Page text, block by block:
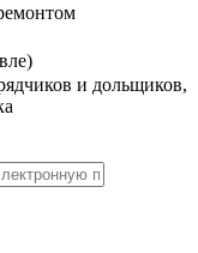
и дольщиков,